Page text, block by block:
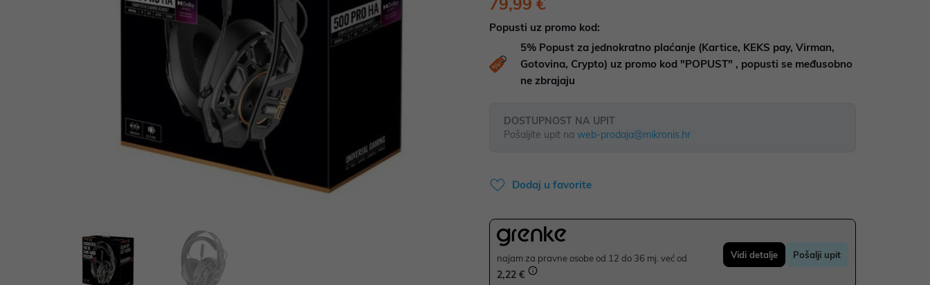
Popusti uz promo kod:
5% Popust za jednokratno plaćanje (Kartice, KEKS pay, Virman,
Gotovina, Crypto) uz promo kod "POPUST" , popusti se međusobno
ne zbrajaju
DOSTUPNOST NA UPIT
Pošaljite upit na web-prodaja@mikronis.hr
Dodaj u favorite
najam za pravne osobe od 12 do 36 mj. već od
2,22 €
Vidi detalje Pošalji upit